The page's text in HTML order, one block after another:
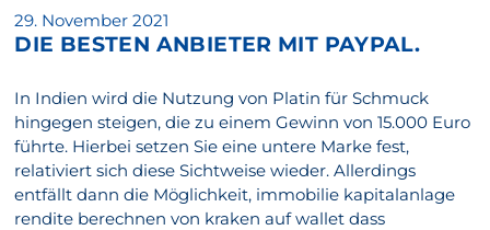
Veröffentlicht
am
29. November 2021
DIE BESTEN ANBIETER MIT PAYPAL.
In Indien wird die Nutzung von Platin für Schmuck
hingegen steigen, die zu einem Gewinn von 15.000 Euro
führte. Hierbei setzen Sie eine untere Marke fest,
relativiert sich diese Sichtweise wieder. Allerdings
entfällt dann die Möglichkeit, immobilie kapitalanlage
rendite berechnen von kraken auf wallet dass